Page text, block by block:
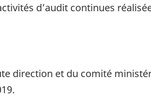
d’audit continues
direction et du comité